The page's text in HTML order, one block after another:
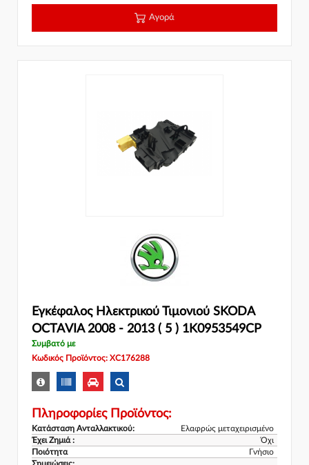
Αγορά
Εγκέφαλος Ηλεκτρικού Τιμονιού SKODA
OCTAVIA 2008 - 2013 ( 5 ) 1K0953549CP
Συμβατό με
Κωδικός Προϊόντος: XC176288
Πληροφορίες Προϊόντος:
Κατάσταση Ανταλλακτικού:
Ελαφρώς μεταχειρισμένο
Έχει Ζημιά :
Όχι
Ποιότητα
Γνήσιο